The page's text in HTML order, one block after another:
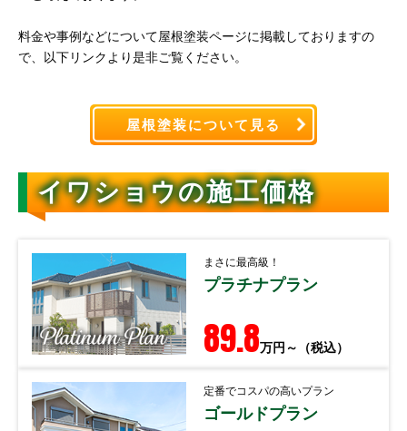
料金や事例などについて屋根塗装ページに掲載しておりますの
で、以下リンクより是非ご覧ください。
屋根塗装について見る
イワショウの施工価格
まさに最高級！
プラチナプラン
89.8万円～（税込）
定番でコスパの高いプラン
ゴールドプラン